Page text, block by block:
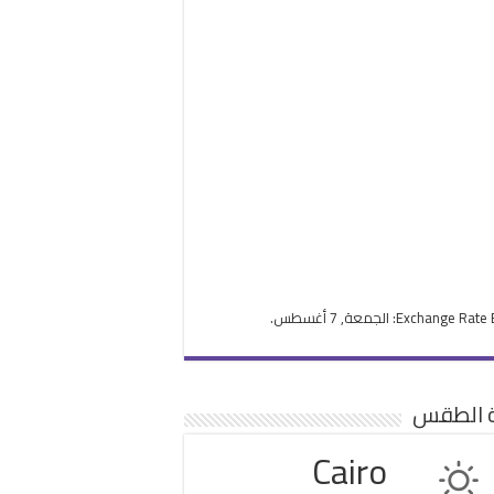
Exchange Rate: الجمعة, 7 أغسطس.
الطقس
Cairo